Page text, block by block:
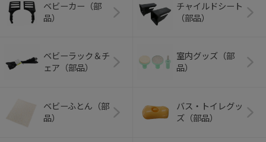
ベビーカー（部
品）
チャイルドシート
（部品）
ベビーラック＆チ
ェア（部品）
室内グッズ（部
品）
ベビーふとん（部
品）
バス・トイレグッ
ズ（部品）